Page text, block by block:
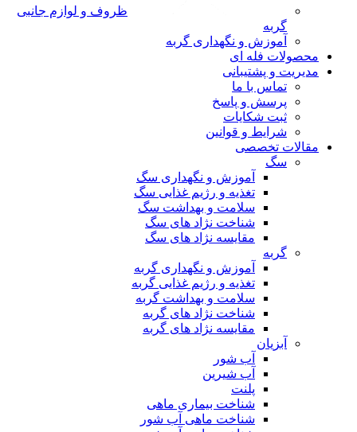
ظروف و لوازم جانبی
گربه
آموزش و نگهداری گربه
محصولات فله ای
مدیریت و پشتیبانی
تماس با ما
پرسش و پاسخ
ثبت شکایات
شرایط و قوانین
مقالات تخصصی
سگ
آموزش و نگهداری سگ
تغذیه و رژیم غذایی سگ
سلامت و بهداشت سگ
شناخت نژاد های سگ
مقایسه نژاد های سگ
گربه
آموزش و نگهداری گربه
تغذیه و رژیم غذایی گربه
سلامت و بهداشت گربه
شناخت نژاد های گربه
مقایسه نژاد های گربه
آبزیان
آب شور
آب شیرین
پلنت
شناخت بیماری ماهی
شناخت ماهی آب شور